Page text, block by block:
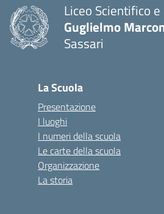
Liceo Scientifico
Guglielmo
Sassari
La Scuola
Presentazione
I luoghi
I numeri della scuola
Le carte della scuola
Organizzazione
La storia